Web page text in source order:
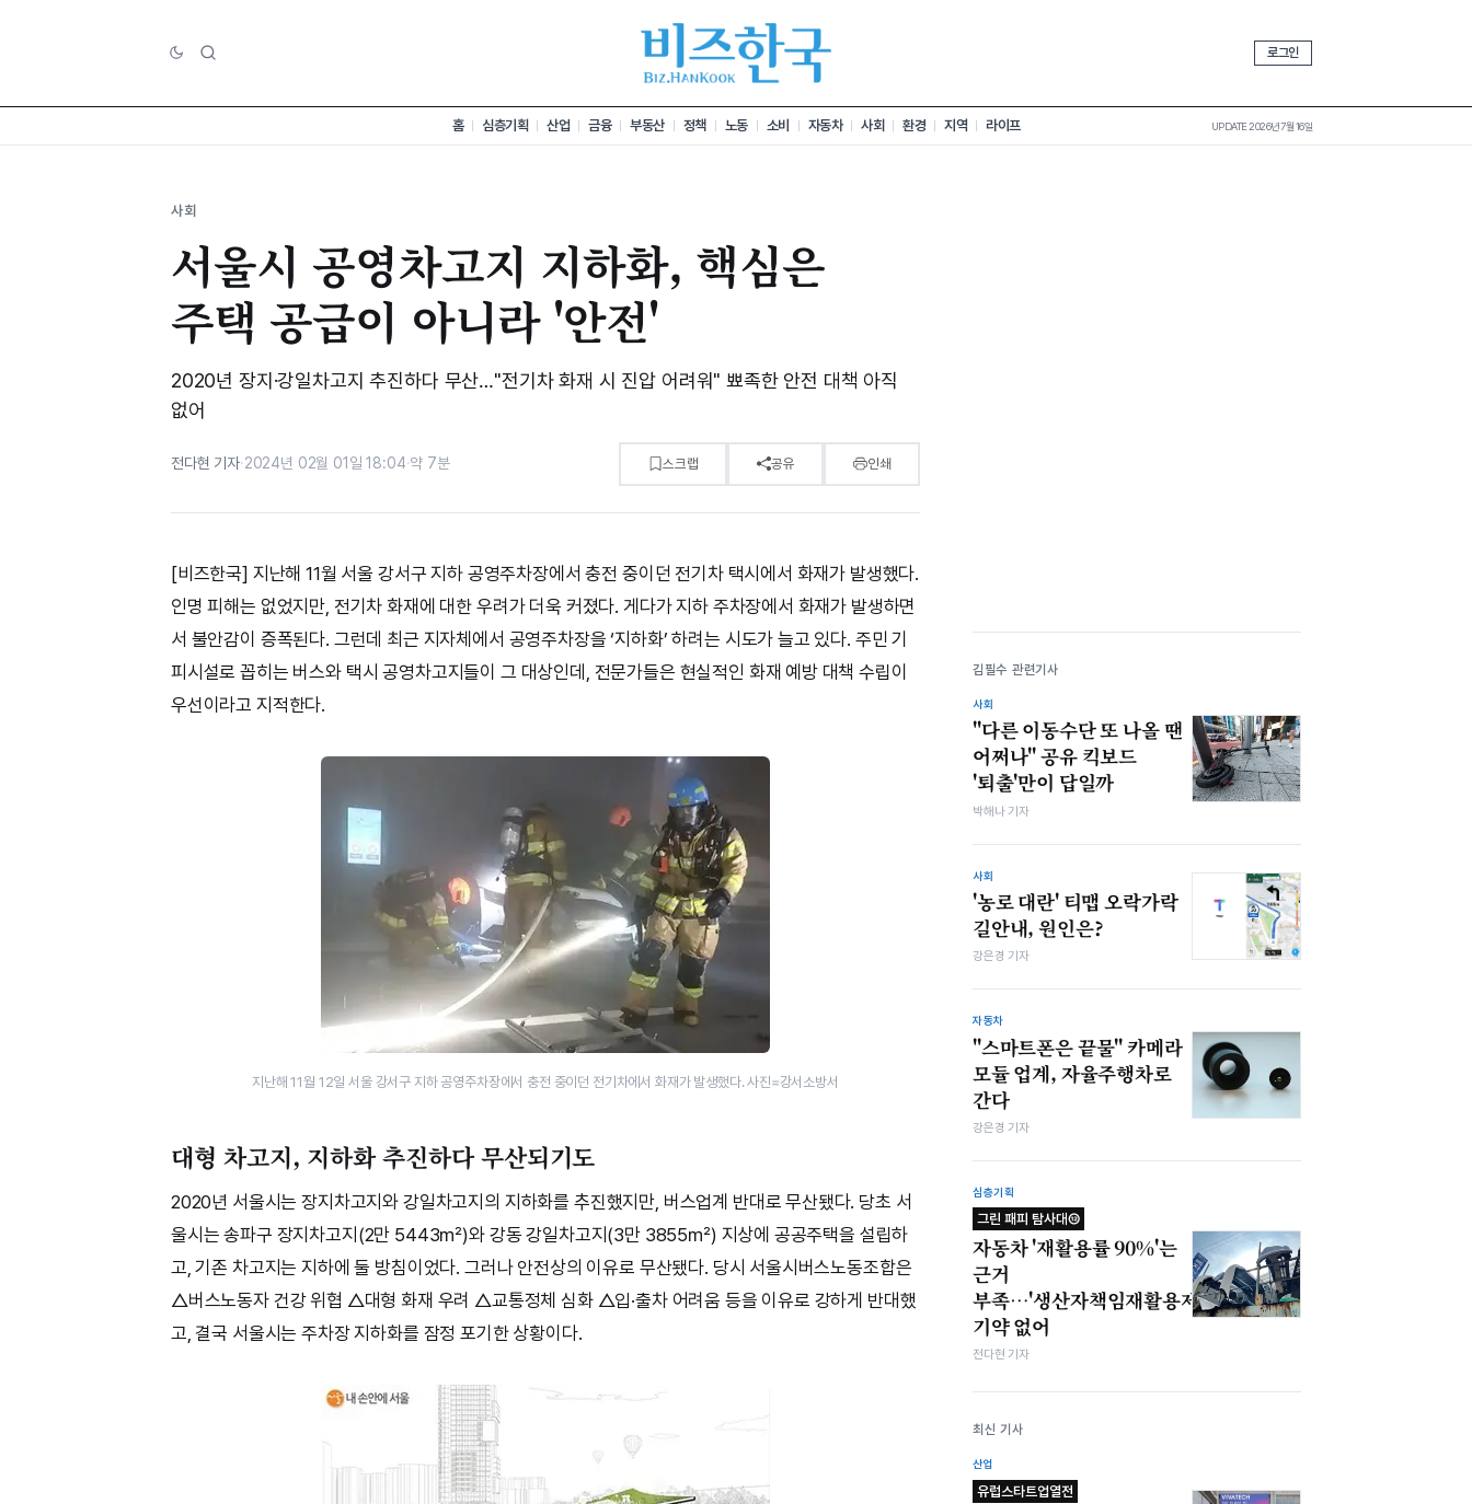
로그인
홈 심층기획 산업 금융 부동산 정책 노동 소비 자동차 사회 환경 지역 라이프 UPDATE 2026년 7월 16일
사회
서울시 공영차고지 지하화, 핵심은
주택 공급이 아니라 '안전'
2020년 장지·강일차고지 추진하다 무산…"전기차 화재 시 진압 어려워" 뾰족한 안전 대책 아직
없어
전다현 기자·2024년 02월 01일 18:04·약 7분 스크랩 공유 인쇄
[비즈한국] 지난해 11월 서울 강서구 지하 공영주차장에서 충전 중이던 전기차 택시에서 화재가 발생했다.
인명 피해는 없었지만, 전기차 화재에 대한 우려가 더욱 커졌다. 게다가 지하 주차장에서 화재가 발생하면
서 불안감이 증폭된다. 그런데 최근 지자체에서 공영주차장을 ‘지하화’ 하려는 시도가 늘고 있다. 주민 기
피시설로 꼽히는 버스와 택시 공영차고지들이 그 대상인데, 전문가들은 현실적인 화재 예방 대책 수립이
우선이라고 지적한다.
지난해 11월 12일 서울 강서구 지하 공영주차장에서 충전 중이던 전기차에서 화재가 발생했다. 사진=강서소방서
대형 차고지, 지하화 추진하다 무산되기도
2020년 서울시는 장지차고지와 강일차고지의 지하화를 추진했지만, 버스업계 반대로 무산됐다. 당초 서
울시는 송파구 장지차고지(2만 5443㎡)와 강동 강일차고지(3만 3855㎡) 지상에 공공주택을 설립하
고, 기존 차고지는 지하에 둘 방침이었다. 그러나 안전상의 이유로 무산됐다. 당시 서울시버스노동조합은
△버스노동자 건강 위협 △대형 화재 우려 △교통정체 심화 △입·출차 어려움 등을 이유로 강하게 반대했
고, 결국 서울시는 주차장 지하화를 잠정 포기한 상황이다.
김필수 관련기사
사회
"다른 이동수단 또 나올 땐
어쩌나" 공유 킥보드
'퇴출'만이 답일까
박해나 기자
사회
'농로 대란' 티맵 오락가락
길안내, 원인은?
강은경 기자
자동차
"스마트폰은 끝물" 카메라
모듈 업계, 자율주행차로
간다
강은경 기자
심층기획
그린 패피 탐사대⑫
자동차 '재활용률 90%'는
근거
부족…'생산자책임재활용제도'
기약 없어
전다현 기자
최신 기사
산업
유럽스타트업열전